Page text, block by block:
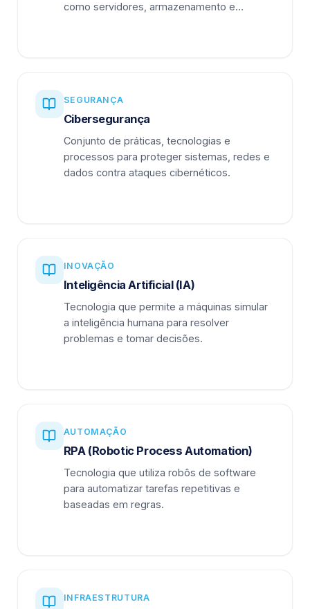
como servidores, armazenamento e
SEGURANÇA
Cibersegurança
Conjunto de práticas, tecnologias e
processos para proteger sistemas, redes e
dados contra ataques cibernéticos.
INOVAÇÃO
Inteligência Artificial (IA)
Tecnologia que permite a máquinas simular
a inteligência humana para resolver
problemas e tomar decisões.
AUTOMAÇÃO
RPA (Robotic Process Automation)
Tecnologia que utiliza robôs de software
para automatizar tarefas repetitivas e
baseadas em regras.
INFRAESTRUTURA